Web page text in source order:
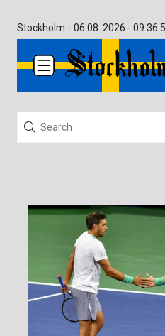
Stockholm - 06.08. 2026 -